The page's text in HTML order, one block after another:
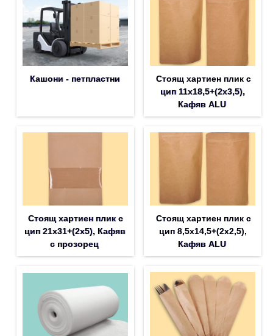
Кашони - петпластни
Стоящ хартиен плик с
цип 11х18,5+(2х3,5),
Кафяв ALU
Стоящ хартиен плик с
цип 21х31+(2х5), Кафяв
с прозорец
Стоящ хартиен плик с
цип 8,5х14,5+(2х2,5),
Кафяв ALU